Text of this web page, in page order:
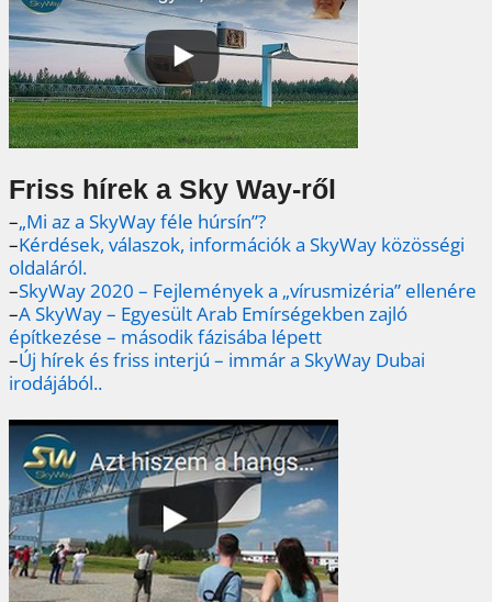
Friss hírek a Sky Way-ről
–„Mi az a SkyWay féle húrsín”?
–Kérdések, válaszok, információk a SkyWay közösségi
oldaláról.
–SkyWay 2020 – Fejlemények a „vírusmizéria” ellenére
–A SkyWay – Egyesült Arab Emírségekben zajló
építkezése – második fázisába lépett
–Új hírek és friss interjú – immár a SkyWay Dubai
irodájából..